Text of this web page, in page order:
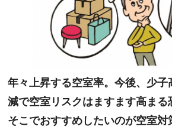
年々上昇する空室率。今後、少子
減で空室リスクはますます高まる
そこでおすすめしたいのが空室対